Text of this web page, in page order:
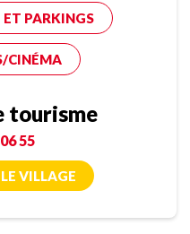
PARKINGS
CINÉMA
55
VILLAGE